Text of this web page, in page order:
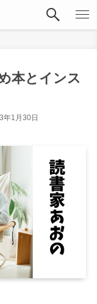
本とインス
年1月30日